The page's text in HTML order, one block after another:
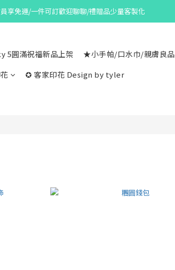
享免運/一件可訂歡迎聊聊/禮贈品少量客製化
5圓滿祝福新品上架 ★小手帕/口水巾/親膚良品
✪ 客家印花 Design by tyler